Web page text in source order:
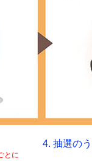
とに
4. 抽選の